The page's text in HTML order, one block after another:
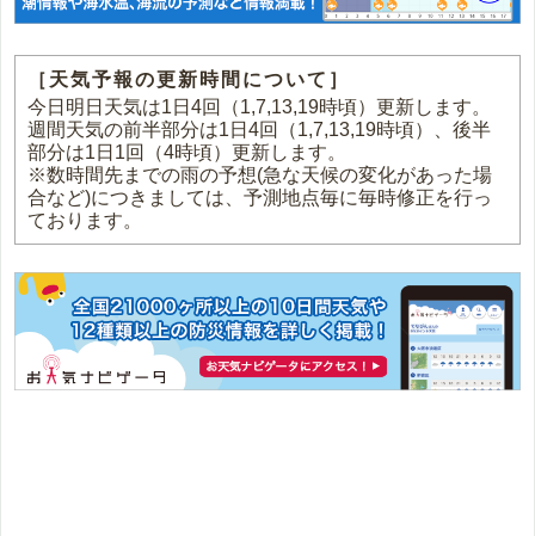
［天気予報の更新時間について］
今日明日天気は1日4回（1,7,13,19時頃）更新します。
週間天気の前半部分は1日4回（1,7,13,19時頃）、後半
部分は1日1回（4時頃）更新します。
※数時間先までの雨の予想(急な天候の変化があった場
合など)につきましては、予測地点毎に毎時修正を行っ
ております。